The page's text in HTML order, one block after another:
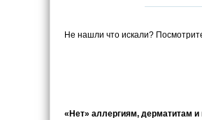
Не нашли что искали?
«Нет» аллергиям, дерматитам и